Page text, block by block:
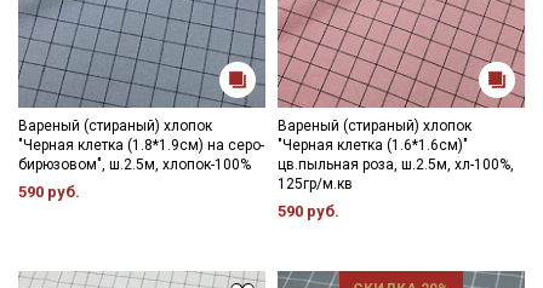
Вареный (стираный) хлопок
"Черная клетка (1.8*1.9см) на серо-
бирюзовом", ш.2.5м, хлопок-100%
590 руб.
Вареный (стираный) хлопок
"Черная клетка (1.6*1.6см)"
цв.пыльная роза, ш.2.5м, хл-100%,
125гр/м.кв
590 руб.
Ознакомлен(а) с Политикой обработки персональных
данныхи даю
Согласие на обработку персональных
данных
ДаюСогласие на получение рекламных и
информационных рассылок